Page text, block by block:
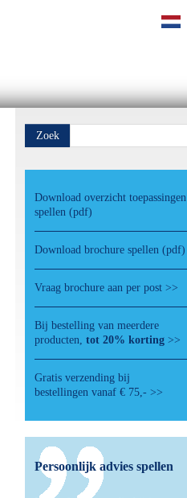
Zoek
Download overzicht toepassingen
spellen (pdf)
Download brochure spellen (pdf)
Vraag brochure aan per post >>
Bij bestelling van meerdere
producten, tot 20% korting >>
Gratis verzending bij
bestellingen vanaf € 75,- >>
Persoonlijk advies spellen